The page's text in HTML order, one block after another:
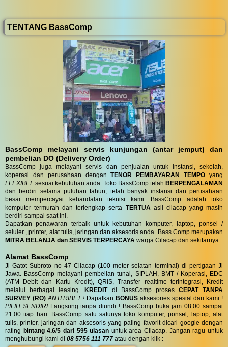
TENTANG BassComp
BassComp melayani servis kunjungan (antar jemput) dan
pembelian DO (Delivery Order)
BassComp juga melayani servis dan penjualan untuk instansi, sekolah,
koperasi dan perusahaan denganTENOR PEMBAYARAN TEMPO yang
FLEXIBEL sesuai kebutuhan anda. Toko BassComp telah BERPENGALAMAN
dan berdiri selama puluhan tahun, telah banyak instansi dan perusahaan
besar mempercayai kehandalan teknisi kami. BassComp adalah toko
komputer termurah dan terlengkap serta TERTUA asli cilacap yang masih
berdiri sampai saat ini.
Dapatkan penawaran terbaik untuk kebutuhan komputer, laptop, ponsel /
seluler , printer, alat tulis, jaringan dan aksesoris anda. Bass Comp merupakan
MITRA BELANJA dan SERVIS TERPERCAYA warga Cilacap dan sekitarnya.
Alamat BassComp
Jl Gatot Subroto no 47 Cilacap (100 meter selatan terminal) di pertigaan Jl
Jawa. BassComp melayani pembelian tunai, SIPLAH, BMT / Koperasi, EDC
(ATM Debit dan Kartu Kredit), QRIS, Transfer realtime terintegrasi, Kredit
melalui berbagai leasing.KREDITdi BassComp proses CEPAT TANPA
SURVEY (RO) ANTI RIBET !Dapatkan BONUSaksesories spesial dari kami !
PILIH SENDIRILangsung tanpa diundi ! BassComp buka jam 08:00 sampai
21:00 tiap hari. BassComp satu satunya toko komputer, ponsel, laptop, alat
tulis, printer, jaringan dan aksesoris yang paling favorit dicari google dengan
rating bintang 4.6/5 dari 595 ulasan untuk area Cilacap. Jangan ragu untuk
menghubungi kami di 08 5756 111 777 atau dengan klik :